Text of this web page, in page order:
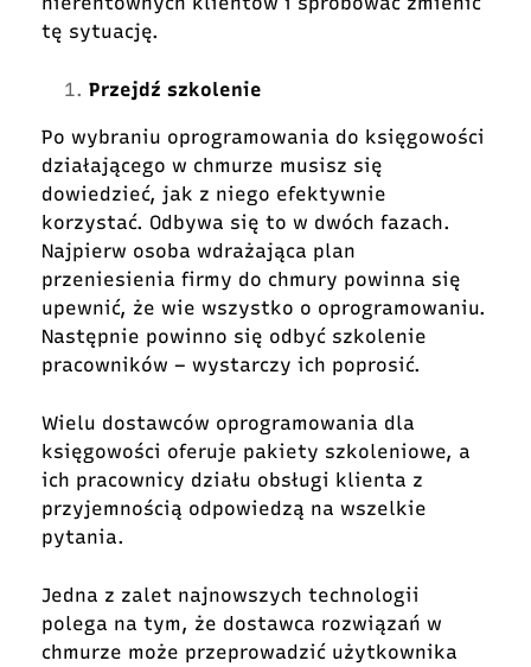
tę sytuację.
Przejdź szkolenie
Po wybraniu oprogramowania do księgowości
działającego w chmurze musisz się
dowiedzieć, jak z niego efektywnie
korzystać. Odbywa się to w dwóch fazach.
Najpierw osoba wdrażająca plan
przeniesienia firmy do chmury powinna się
upewnić, że wie wszystko o oprogramowaniu.
Następnie powinno się odbyć szkolenie
pracowników – wystarczy ich poprosić.
Wielu dostawców oprogramowania dla
księgowości oferuje pakiety szkoleniowe, a
ich pracownicy działu obsługi klienta z
przyjemnością odpowiedzą na wszelkie
pytania.
Jedna z zalet najnowszych technologii
polega na tym, że dostawca rozwiązań w
chmurze może przeprowadzić użytkownika